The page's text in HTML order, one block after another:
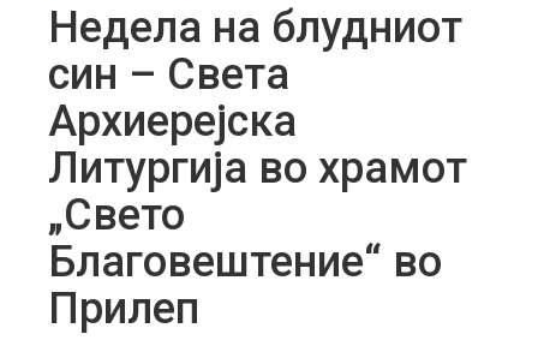
Недела на блудниот
син – Света
Архиерејска
Литургија во храмот
„Свето
Благовештение“ во
Прилеп